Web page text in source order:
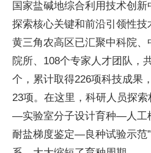
国家盐碱地综合利用技术创新
探索核心关键和前沿引领性技
黄三角农高区已汇聚中科院
院所、108个专家人才团队，
个，累计取得226项科技成果
23项。在这里，科研人员探
—实验室分子设计育种—人工
耐盐梯度鉴定—良种试验示范